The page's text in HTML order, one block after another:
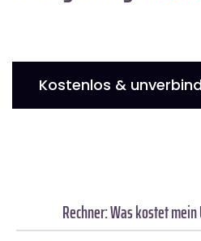
Kostenlos &
Rechner: Was kostet